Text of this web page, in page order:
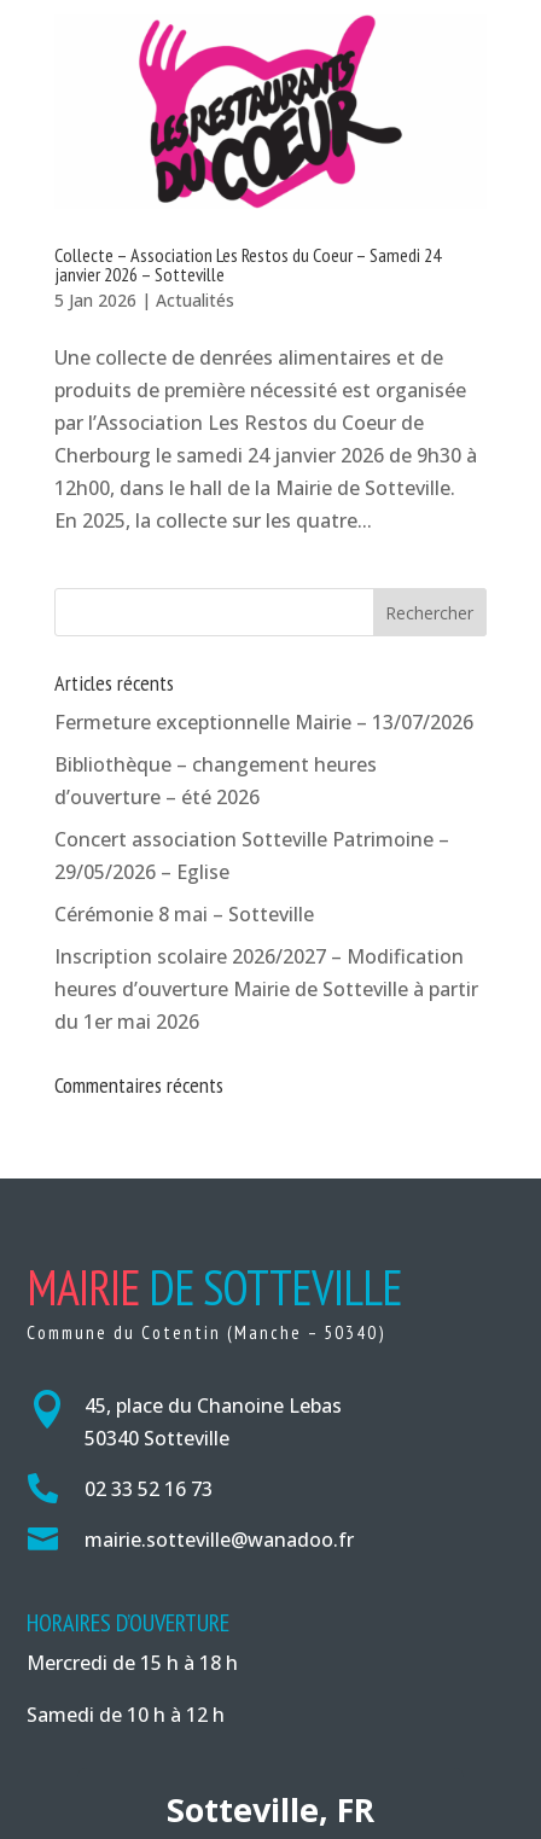
Collecte – Association Les Restos du Coeur – Samedi 24
janvier 2026 – Sotteville
5 Jan 2026 | Actualités
Une collecte de denrées alimentaires et de
produits de première nécessité est organisée
par l’Association Les Restos du Coeur de
Cherbourg le samedi 24 janvier 2026 de 9h30 à
12h00, dans le hall de la Mairie de Sotteville.
En 2025, la collecte sur les quatre...
Articles récents
Fermeture exceptionnelle Mairie – 13/07/2026
Bibliothèque – changement heures
d’ouverture – été 2026
Concert association Sotteville Patrimoine –
29/05/2026 – Eglise
Cérémonie 8 mai – Sotteville
Inscription scolaire 2026/2027 – Modification
heures d’ouverture Mairie de Sotteville à partir
du 1er mai 2026
Commentaires récents
MAIRIE DE SOTTEVILLE
Commune du Cotentin (Manche – 50340)

45, place du Chanoine Lebas
50340 Sotteville
 02 33 52 16 73
 mairie.sotteville@wanadoo.fr
HORAIRES D’OUVERTURE
Mercredi de 15 h à 18 h
Samedi de 10 h à 12 h
Sotteville, FR